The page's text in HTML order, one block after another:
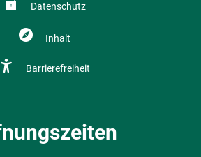
Datenschutz
Inhalt
Barrierefreiheit